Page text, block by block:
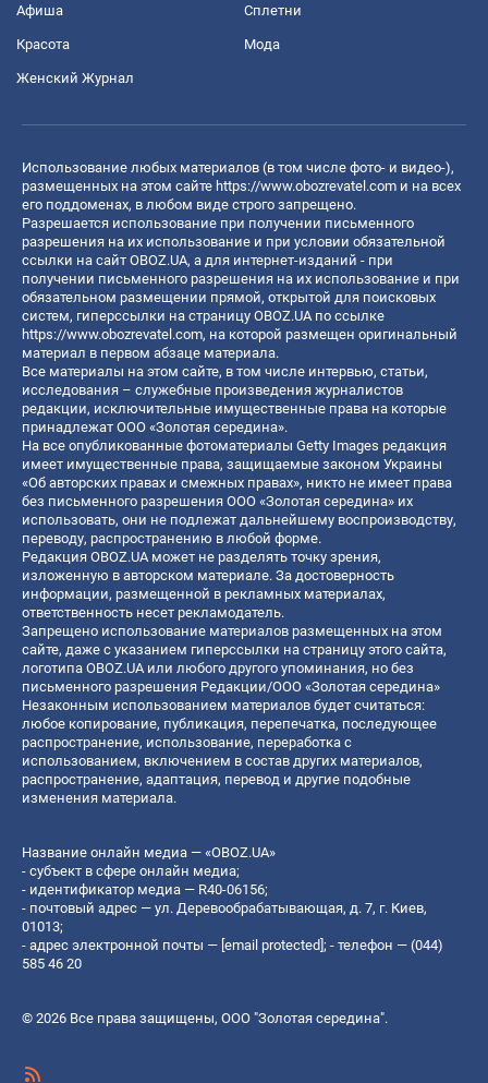
Афиша Сплетни
Красота Мода
Женский Журнал
Использование любых материалов (в том числе фото- и видео-),
размещенных на этом сайте https://www.obozrevatel.com и на всех
его поддоменах, в любом виде строго запрещено.
Разрешается использование при получении письменного
разрешения на их использование и при условии обязательной
ссылки на сайт OBOZ.UA, а для интернет-изданий - при
получении письменного разрешения на их использование и при
обязательном размещении прямой, открытой для поисковых
систем, гиперссылки на страницу OBOZ.UA по ссылке
https://www.obozrevatel.com, на которой размещен оригинальный
материал в первом абзаце материала.
Все материалы на этом сайте, в том числе интервью, статьи,
исследования – служебные произведения журналистов
редакции, исключительные имущественные права на которые
принадлежат ООО «Золотая середина».
На все опубликованные фотоматериалы Getty Images редакция
имеет имущественные права, защищаемые законом Украины
«Об авторских правах и смежных правах», никто не имеет права
без письменного разрешения ООО «Золотая середина» их
использовать, они не подлежат дальнейшему воспроизводству,
переводу, распространению в любой форме.
Редакция OBOZ.UA может не разделять точку зрения,
изложенную в авторском материале. За достоверность
информации, размещенной в рекламных материалах,
ответственность несет рекламодатель.
Запрещено использование материалов размещенных на этом
сайте, даже с указанием гиперссылки на страницу этого сайта,
логотипа OBOZ.UA или любого другого упоминания, но без
письменного разрешения Редакции/ООО «Золотая середина»
Незаконным использованием материалов будет считаться:
любое копирование, публикация, перепечатка, последующее
распространение, использование, переработка с
использованием, включением в состав других материалов,
распространение, адаптация, перевод и другие подобные
изменения материала.
Название онлайн медиа — «OBOZ.UA»
- субъект в сфере онлайн медиа;
- идентификатор медиа — R40-06156;
- почтовый адрес — ул. Деревообрабатывающая, д. 7, г. Киев,
01013;
- адрес электронной почты — [email protected]; - телефон — (044)
585 46 20
© 2026 Все права защищены, ООО "Золотая середина".